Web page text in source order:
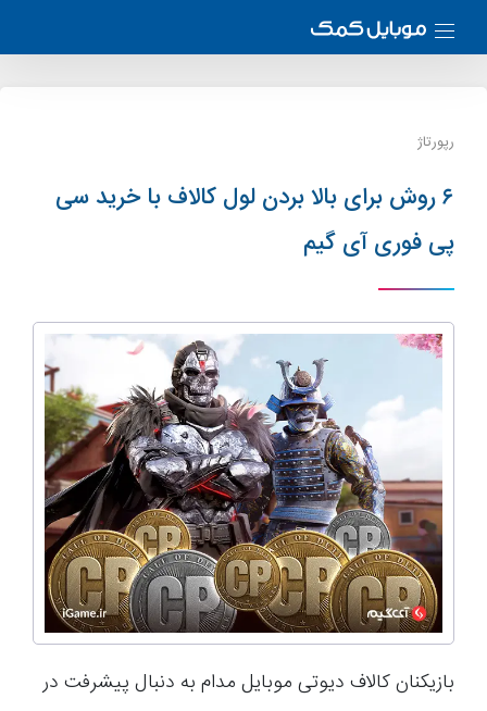
رپورتاژ
۶ روش برای بالا بردن لول کالاف با خرید سی
پی فوری آی گیم
بازیکنان کالاف دیوتی موبایل مدام به دنبال پیشرفت در